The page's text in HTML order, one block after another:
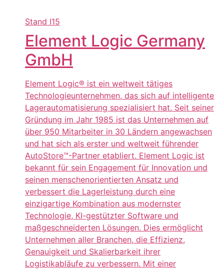
Stand I15
Element Logic Germany
GmbH
Element Logic® ist ein weltweit tätiges
Technologieunternehmen, das sich auf intelligente
Lagerautomatisierung spezialisiert hat. Seit seiner
Gründung im Jahr 1985 ist das Unternehmen auf
über 950 Mitarbeiter in 30 Ländern angewachsen
und hat sich als erster und weltweit führender
AutoStore™-Partner etabliert. Element Logic ist
bekannt für sein Engagement für Innovation und
seinen menschenorientierten Ansatz und
verbessert die Lagerleistung durch eine
einzigartige Kombination aus modernster
Technologie, KI-gestützter Software und
maßgeschneiderten Lösungen. Dies ermöglicht
Unternehmen aller Branchen, die Effizienz,
Genauigkeit und Skalierbarkeit ihrer
Logistikabläufe zu verbessern. Mit einer